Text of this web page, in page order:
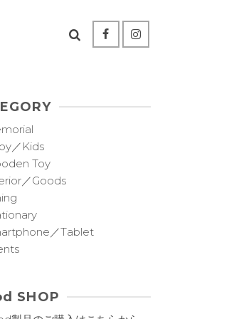
／Kids
Toy
／Goods
／Tablet
SHOP